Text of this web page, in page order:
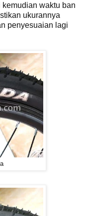
kemudian waktu ban
ukurannya
penyesuaian lagi